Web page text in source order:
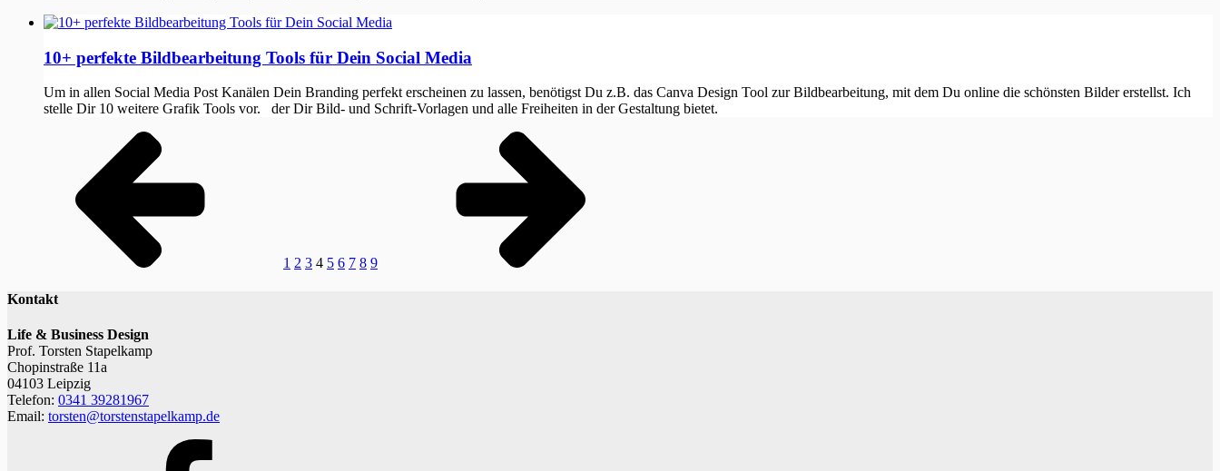
10+ perfekte Bildbearbeitung Tools für Dein Social Media
Um in allen Social Media Post Kanälen Dein Branding perfekt erscheinen zu lassen, benötigst Du z.B. das Canva Design Tool zur Bildbearbeitung, mit dem Du online die schönsten Bilder erstellst. Ich
stelle Dir 10 weitere Grafik Tools vor. der Dir Bild- und Schrift-Vorlagen und alle Freiheiten in der Gestaltung bietet.
1 2 3 4 5 6 7 8 9
Kontakt
Life & Business Design
Prof. Torsten Stapelkamp
Chopinstraße 11a
04103 Leipzig
Telefon: 0341 39281967
Email: torsten@torstenstapelkamp.de